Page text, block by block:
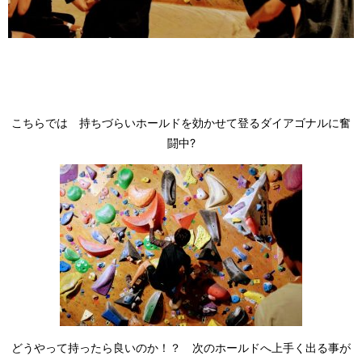
こちらでは 持ちづらいホールドを効かせて登るダイアゴナルに奮
闘中?
どうやって持ったら良いのか！？ 次のホールドへ上手く出る事が